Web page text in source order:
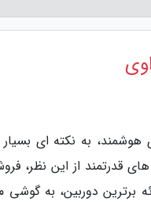
های هوشمند، به نکته ای
از این نظر،
است تا با ارائه برترین دوربین،